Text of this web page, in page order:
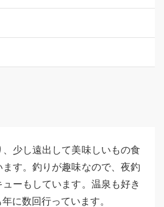
少し遠出して美味しいもの食
す。釣りが趣味なので、夜釣
ーもしています。温泉も好き
に数回行っています。